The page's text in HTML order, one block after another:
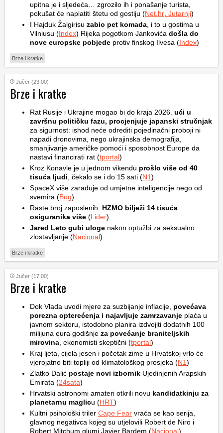
upitna je i sljedeća… zgrozilo ih i ponašanje turista,
pokušat će naplatiti štetu od gostiju (Net.hr Jutarnji)
I Hajduk Žalgirisu zabio pet komada , i to u gostima u
Vilniusu (Index) Rijeka pogotkom Jankovića došla do
nove europske pobjede protiv finskog Ilvesa (Index)
Brze i kratke
Jučer (23:00)
Brze i kratke
Rat Rusije i Ukrajine mogao bi do kraja 2026. ući u
završnu političku fazu, procjenjuje japanski stručnjak
za sigurnost: ishod neće odrediti pojedinačni proboji ni
napadi dronovima, nego ukrajinska demografija,
smanjivanje američke pomoći i sposobnost Europe da
nastavi financirati rat (tportal)
Kroz Konavle je u jednom vikendu prošlo više od 40
tisuća ljudi , čekalo se i do 15 sati (N1)
SpaceX više zarađuje od umjetne inteligencije nego od
svemira (Bug)
Raste broj zaposlenih: HZMO bilježi 14 tisuća
osiguranika više (Lider)
Jared Leto gubi uloge nakon optužbi za seksualno
zlostavljanje (Nacional)
Brze i kratke
Jučer (17:00)
Brze i kratke
Dok Vlada uvodi mjere za suzbijanje inflacije, povećava
porezna opterećenja i najavljuje zamrzavanje plaća u
javnom sektoru, istodobno planira izdvojiti dodatnih 100
milijuna eura godišnje za povećanje braniteljskih
mirovina , ekonomisti skeptični (tportal)
Kraj ljeta, cijela jesen i početak zime u Hrvatskoj vrlo će
vjerojatno biti topliji od klimatološkog prosjeka (N1)
Zlatko Dalić postaje novi izbornik Ujedinjenih Arapskih
Emirata (24sata)
Hrvatski astronomi amateri otkrili novu kandidatkinju za
planetarnu maglicu (HRT)
Kultni psihološki triler Cape Fear vraća se kao serija,
glavnog negativca kojeg su utjelovili Robert de Niro i
Robert Mitchum glumi Javier Bardem (Nacional)